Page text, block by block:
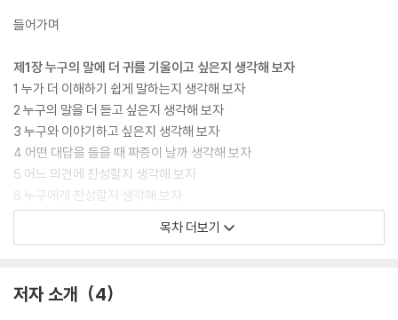
들어가며
제1장 누구의 말에 더 귀를 기울이고 싶은지 생각해 보자
1 누가 더 이해하기 쉽게 말하는지 생각해 보자
2 누구의 말을 더 듣고 싶은지 생각해 보자
3 누구와 이야기하고 싶은지 생각해 보자
4 어떤 대답을 들을 때 짜증이 날까 생각해 보자
5 어느 의견에 찬성할지 생각해 보자
6 누구에게 찬성할지 생각해 보자
[생각 뿜뿜] 200원은 어디로 갔을까?
2 ‘주관적’과 ‘객관적’의 차이를 이해하자
목차 더보기
저자 소개 4